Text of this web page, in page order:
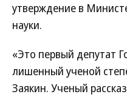
утверждение в
науки.
«Это первый депутат
лишенный ученой
Заякин. Ученый